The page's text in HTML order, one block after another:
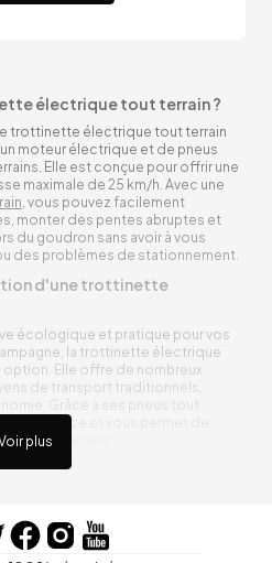
plus
électrique tout terrain ?
trottinette électrique tout terrain
moteur électrique et de pneus
Elle est conçue pour offrir une
maximale de 25 km/h. Avec une
, vous pouvez facilement
monter des pentes abruptes et
du goudron sans avoir à vous
des problèmes de stationnement.
d'une trottinette
écologique et pratique pour vos
la trottinette électrique
Elle offre de nombreux
de transport traditionnels,
Grâce à ses pneus tout
adhérence et vous permet de
de terrains.
terrain ergonomique
à vous soucier de l’état de sa
de pneus résistants qui peuvent